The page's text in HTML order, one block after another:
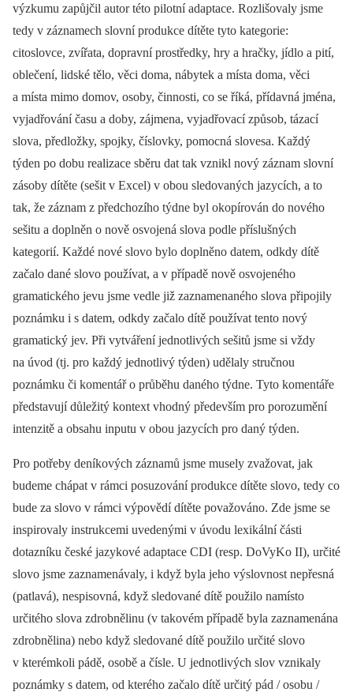
výzkumu zapůjčil autor této pilotní adaptace. Rozlišovaly jsme
tedy v záznamech slovní produkce dítěte tyto kategorie:
citoslovce, zvířata, dopravní prostředky, hry a hračky, jídlo a pití,
oblečení, lidské tělo, věci doma, nábytek a místa doma, věci
a místa mimo domov, osoby, činnosti, co se říká, přídavná jména,
vyjadřování času a doby, zájmena, vyjadřovací způsob, tázací
slova, předložky, spojky, číslovky, pomocná slovesa. Každý
týden po dobu realizace sběru dat tak vznikl nový záznam slovní
zásoby dítěte (sešit v Excel) v obou sledovaných jazycích, a to
tak, že záznam z předchozího týdne byl okopírován do nového
sešitu a doplněn o nově osvojená slova podle příslušných
kategorií. Každé nové slovo bylo doplněno datem, odkdy dítě
začalo dané slovo používat, a v případě nově osvojeného
gramatického jevu jsme vedle již zaznamenaného slova připojily
poznámku i s datem, odkdy začalo dítě používat tento nový
gramatický jev. Při vytváření jednotlivých sešitů jsme si vždy
na úvod (tj. pro každý jednotlivý týden) udělaly stručnou
poznámku či komentář o průběhu daného týdne. Tyto komentáře
představují důležitý kontext vhodný především pro porozumění
intenzitě a obsahu inputu v obou jazycích pro daný týden.
Pro potřeby deníkových záznamů jsme musely zvažovat, jak
budeme chápat v rámci posuzování produkce dítěte slovo, tedy co
bude za slovo v rámci výpovědí dítěte považováno. Zde jsme se
inspirovaly instrukcemi uvedenými v úvodu lexikální části
dotazníku české jazykové adaptace CDI (resp. DoVyKo II), určité
slovo jsme zaznamenávaly, i když byla jeho výslovnost nepřesná
(patlavá), nespisovná, když sledované dítě použilo namísto
určitého slova zdrobnělinu (v takovém případě byla zaznamenána
zdrobnělina) nebo když sledované dítě použilo určité slovo
v kterémkoli pádě, osobě a čísle. U jednotlivých slov vznikaly
poznámky s datem, od kterého začalo dítě určitý pád / osobu /